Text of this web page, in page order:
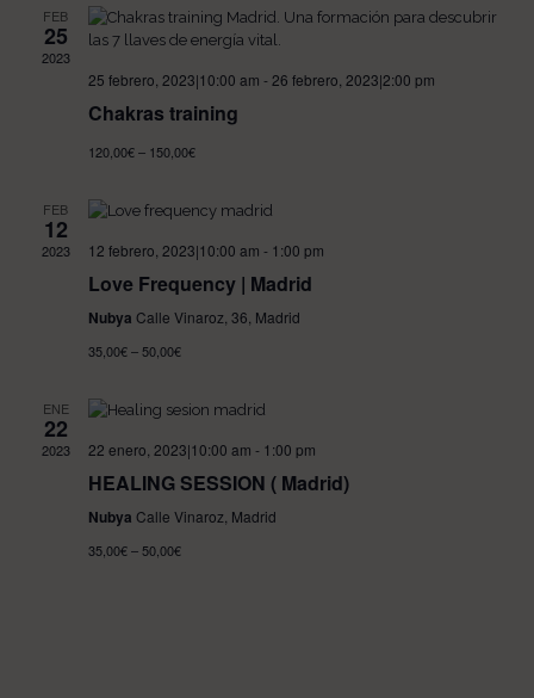
FEB
25
2023
25 febrero, 2023|10:00 am - 26 febrero, 2023|2:00 pm
Chakras training
120,00€ – 150,00€
FEB
12
2023 12 febrero, 2023|10:00 am - 1:00 pm
Love Frequency | Madrid
Nubya Calle Vinaroz, 36, Madrid
35,00€ – 50,00€
ENE
22
2023 22 enero, 2023|10:00 am - 1:00 pm
HEALING SESSION ( Madrid)
Nubya Calle Vinaroz, Madrid
35,00€ – 50,00€